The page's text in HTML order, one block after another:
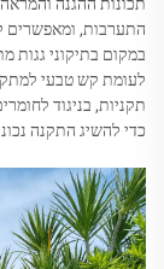
התערבות, ומאפשרים
במקום בתיקוני גגות
תקניות, בניגוד
כדי להשיג התקנה